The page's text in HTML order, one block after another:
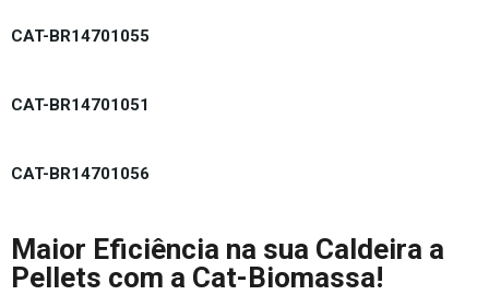
CAT-BR14701055
CAT-BR14701051
CAT-BR14701056
Maior Eficiência na sua Caldeira a
Pellets com a Cat-Biomassa!